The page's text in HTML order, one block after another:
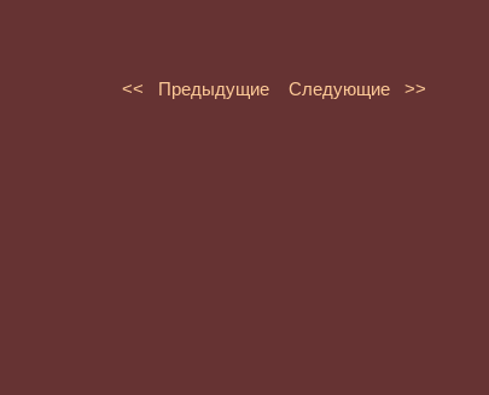
<< Предыдущие Следующие >>